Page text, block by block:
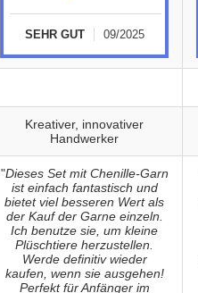
SEHR GUT 09/2025
Kreativer, innovativer
Handwerker
"Dieses Set mit Chenille-Garn
ist einfach fantastisch und
bietet viel besseren Wert als
der Kauf der Garne einzeln.
Ich benutze sie, um kleine
Plüschtiere herzustellen.
Werde definitiv wieder
kaufen, wenn sie ausgehen!
Perfekt für Anfänger im